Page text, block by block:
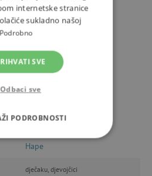
Igračke za kadu
Igre i igračke za djecu od 3
Hape
dječaku, djevojčici
internetske stranice
sukladno našoj
Podrobno
SVE
Odbaci sve
PODROBNOSTI
KOLAČIĆI
CILJANOST